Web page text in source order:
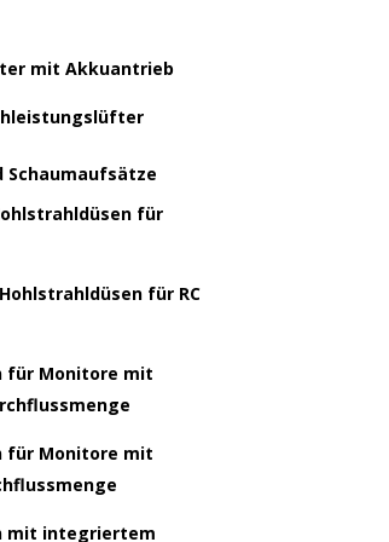
mit Akkuantrieb
Schaumaufsätze
für
für RC
für Monitore mit
für Monitore mit
mit integriertem